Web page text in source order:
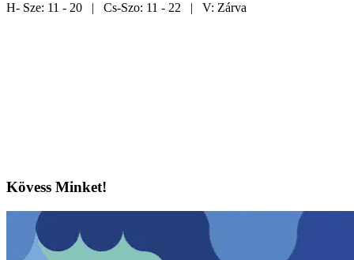
H- Sze: 11 - 20 | Cs-Szo: 11 - 22 | V: Zárva
Kövess Minket!